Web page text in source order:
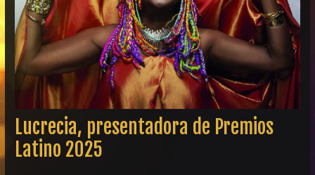
Lucrecia, presentadora de Premios
Latino 2025